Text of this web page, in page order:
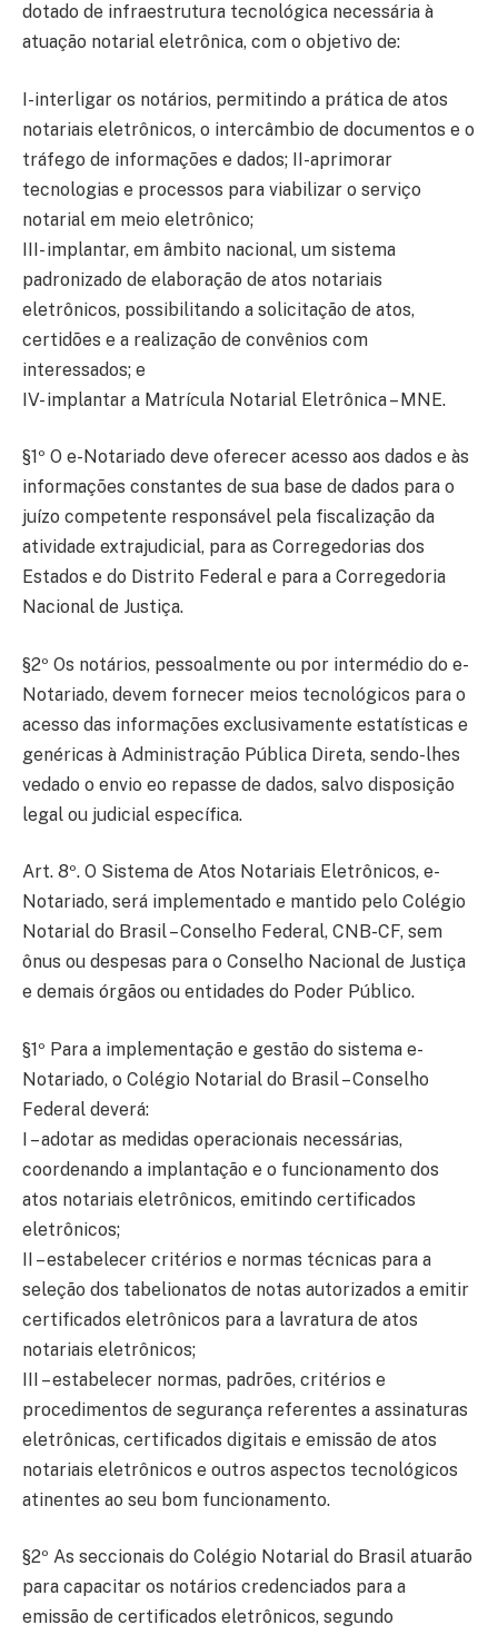
dotado de infraestrutura tecnológica necessária à
atuação notarial eletrônica, com o objetivo de:
I-interligar os notários, permitindo a prática de atos
notariais eletrônicos, o intercâmbio de documentos e o
tráfego de informações e dados; II-aprimorar
tecnologias e processos para viabilizar o serviço
notarial em meio eletrônico;
III- implantar, em âmbito nacional, um sistema
padronizado de elaboração de atos notariais
eletrônicos, possibilitando a solicitação de atos,
certidões e a realização de convênios com
interessados; e
IV- implantar a Matrícula Notarial Eletrônica – MNE.
§1º O e-Notariado deve oferecer acesso aos dados e às
informações constantes de sua base de dados para o
juízo competente responsável pela fiscalização da
atividade extrajudicial, para as Corregedorias dos
Estados e do Distrito Federal e para a Corregedoria
Nacional de Justiça.
§2º Os notários, pessoalmente ou por intermédio do e-
Notariado, devem fornecer meios tecnológicos para o
acesso das informações exclusivamente estatísticas e
genéricas à Administração Pública Direta, sendo-lhes
vedado o envio eo repasse de dados, salvo disposição
legal ou judicial específica.
Art. 8º. O Sistema de Atos Notariais Eletrônicos, e-
Notariado, será implementado e mantido pelo Colégio
Notarial do Brasil – Conselho Federal, CNB-CF, sem
ônus ou despesas para o Conselho Nacional de Justiça
e demais órgãos ou entidades do Poder Público.
§1º Para a implementação e gestão do sistema e-
Notariado, o Colégio Notarial do Brasil – Conselho
Federal deverá:
I – adotar as medidas operacionais necessárias,
coordenando a implantação e o funcionamento dos
atos notariais eletrônicos, emitindo certificados
eletrônicos;
II – estabelecer critérios e normas técnicas para a
seleção dos tabelionatos de notas autorizados a emitir
certificados eletrônicos para a lavratura de atos
notariais eletrônicos;
III – estabelecer normas, padrões, critérios e
procedimentos de segurança referentes a assinaturas
eletrônicas, certificados digitais e emissão de atos
notariais eletrônicos e outros aspectos tecnológicos
atinentes ao seu bom funcionamento.
§2º As seccionais do Colégio Notarial do Brasil atuarão
para capacitar os notários credenciados para a
emissão de certificados eletrônicos, segundo